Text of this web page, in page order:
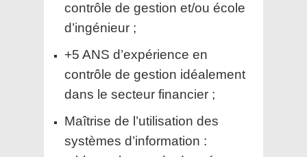
contrôle de gestion et/ou école
d’ingénieur ;
+5 ANS d’expérience en
contrôle de gestion idéalement
dans le secteur financier ;
Maîtrise de l’utilisation des
systèmes d’information :